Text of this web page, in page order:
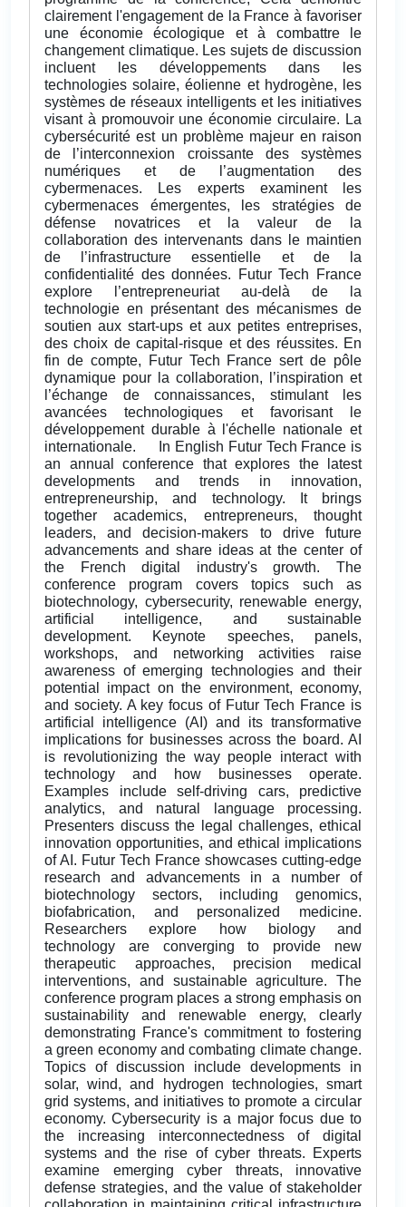
clairement l'engagement de la France à favoriser
une économie écologique et à combattre le
changement climatique. Les sujets de discussion
incluent les développements dans les
technologies solaire, éolienne et hydrogène, les
systèmes de réseaux intelligents et les initiatives
visant à promouvoir une économie circulaire. La
cybersécurité est un problème majeur en raison
de l’interconnexion croissante des systèmes
numériques et de l’augmentation des
cybermenaces. Les experts examinent les
cybermenaces émergentes, les stratégies de
défense novatrices et la valeur de la
collaboration des intervenants dans le maintien
de l’infrastructure essentielle et de la
confidentialité des données. Futur Tech France
explore l’entrepreneuriat au-delà de la
technologie en présentant des mécanismes de
soutien aux start-ups et aux petites entreprises,
des choix de capital-risque et des réussites. En
fin de compte, Futur Tech France sert de pôle
dynamique pour la collaboration, l’inspiration et
l’échange de connaissances, stimulant les
avancées technologiques et favorisant le
développement durable à l'échelle nationale et
internationale. In English Futur Tech France is
an annual conference that explores the latest
developments and trends in innovation,
entrepreneurship, and technology. It brings
together academics, entrepreneurs, thought
leaders, and decision-makers to drive future
advancements and share ideas at the center of
the French digital industry's growth. The
conference program covers topics such as
biotechnology, cybersecurity, renewable energy,
artificial intelligence, and sustainable
development. Keynote speeches, panels,
workshops, and networking activities raise
awareness of emerging technologies and their
potential impact on the environment, economy,
and society. A key focus of Futur Tech France is
artificial intelligence (AI) and its transformative
implications for businesses across the board. AI
is revolutionizing the way people interact with
technology and how businesses operate.
Examples include self-driving cars, predictive
analytics, and natural language processing.
Presenters discuss the legal challenges, ethical
innovation opportunities, and ethical implications
of AI. Futur Tech France showcases cutting-edge
research and advancements in a number of
biotechnology sectors, including genomics,
biofabrication, and personalized medicine.
Researchers explore how biology and
technology are converging to provide new
therapeutic approaches, precision medical
interventions, and sustainable agriculture. The
conference program places a strong emphasis on
sustainability and renewable energy, clearly
demonstrating France's commitment to fostering
a green economy and combating climate change.
Topics of discussion include developments in
solar, wind, and hydrogen technologies, smart
grid systems, and initiatives to promote a circular
economy. Cybersecurity is a major focus due to
the increasing interconnectedness of digital
systems and the rise of cyber threats. Experts
examine emerging cyber threats, innovative
defense strategies, and the value of stakeholder